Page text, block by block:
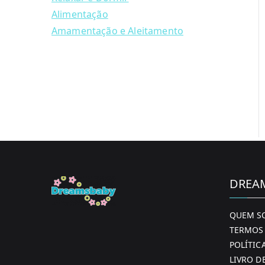
Alimentação
Amamentação e Aleitamento
QUEM
LIVRO